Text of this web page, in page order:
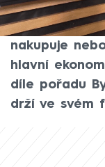
opravdovou
burze se
nakupuje
hlavní
díle pořadu
drží ve svém